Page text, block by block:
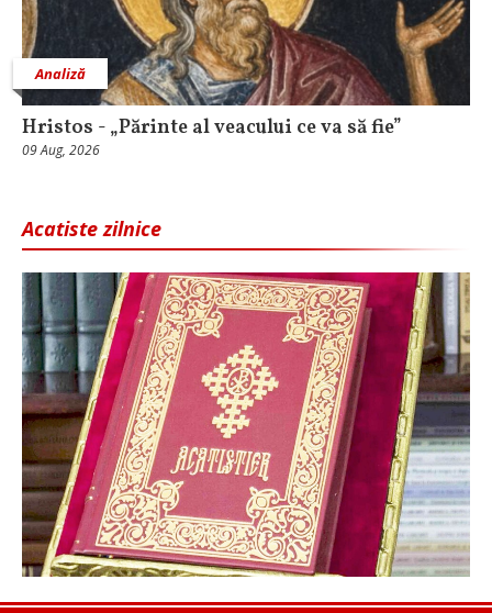
Analiză
Hristos - „Părinte al veacului ce va să fie”
09 Aug, 2026
Acatiste zilnice